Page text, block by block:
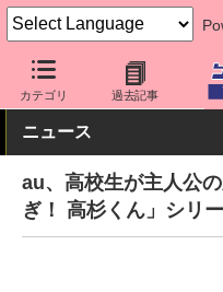
カテゴリ 過去記事
ケータイ Watch キャリア
ニュース
au、高校生が主人公
ぎ！ 高杉くん」シリ